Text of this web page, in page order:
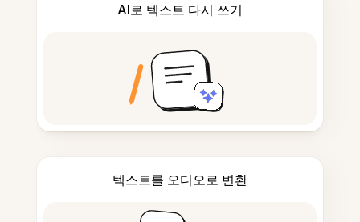
AI로 텍스트 다시 쓰기
텍스트를 오디오로 변환